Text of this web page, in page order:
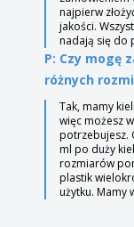
najpierw
jakości.
nadają się do
P: Czy mogę
różnych
Tak, mamy
więc możesz
potrzebujesz.
ml po duży
rozmiarów
plastik
użytku. Mamy